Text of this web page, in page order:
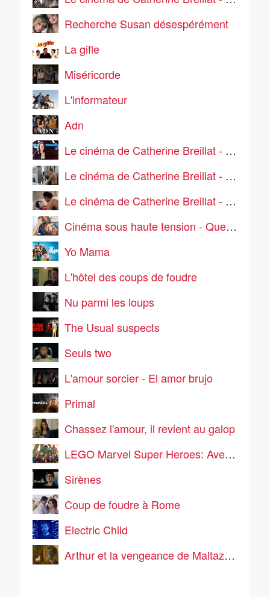
Recherche Susan désespérément
La gifle
Miséricorde
L'informateur
Adn
Le cinéma de Catherine Breillat - 36 fillette
Le cinéma de Catherine Breillat - Abus de faiblesse
Le cinéma de Catherine Breillat - Sale comme un ange
Cinéma sous haute tension - Que la bête meure
Yo Mama
L'hôtel des coups de foudre
Nu parmi les loups
The Usual suspects
Seuls two
L'amour sorcier - El amor brujo
Primal
Chassez l'amour, il revient au galop
LEGO Marvel Super Heroes: Avengers Reassembled!
Sirènes
Coup de foudre à Rome
Electric Child
Arthur et la vengeance de Maltazard